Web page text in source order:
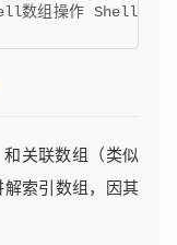
关联数组（类似
索引数组，因其